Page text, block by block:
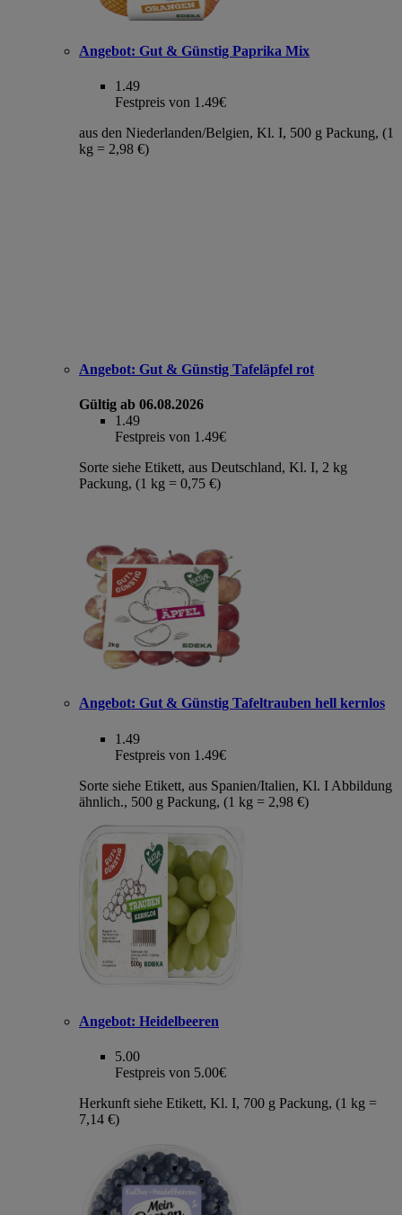
Angebot: Gut & Günstig Paprika Mix
1.49
Festpreis von 1.49€
aus den Niederlanden/Belgien, Kl. I, 500 g Packung, (1
kg = 2,98 €)
Angebot: Gut & Günstig Tafeläpfel rot
Gültig ab 06.08.2026
1.49
Festpreis von 1.49€
Sorte siehe Etikett, aus Deutschland, Kl. I, 2 kg
Packung, (1 kg = 0,75 €)
Angebot: Gut & Günstig Tafeltrauben hell kernlos
1.49
Festpreis von 1.49€
Sorte siehe Etikett, aus Spanien/Italien, Kl. I Abbildung
ähnlich., 500 g Packung, (1 kg = 2,98 €)
Angebot: Heidelbeeren
5.00
Festpreis von 5.00€
Herkunft siehe Etikett, Kl. I, 700 g Packung, (1 kg =
7,14 €)